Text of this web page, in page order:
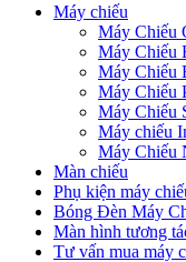
Máy chiếu
Máy Chiếu
Máy Chiếu
Máy Chiếu
Máy Chiếu
Máy Chiếu
Máy chiếu
Máy Chiếu
Màn chiếu
Phụ kiện máy
Bóng Đèn Máy
Màn hình tương
Tư vấn mua máy